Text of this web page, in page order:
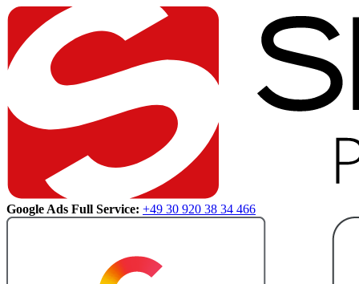
Google Ads Full Service: +49 30 920 38 34 466